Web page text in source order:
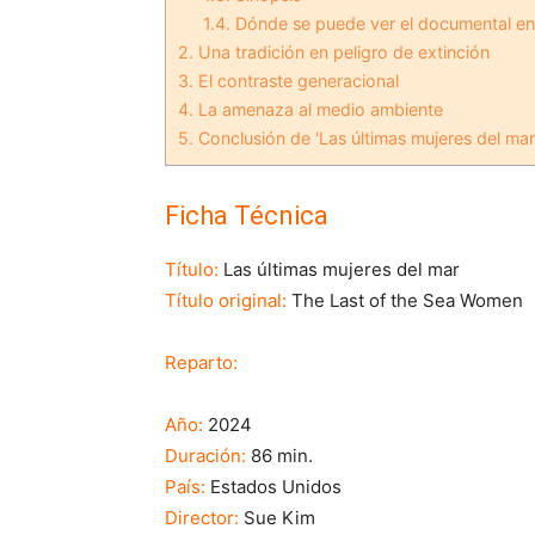
1.4. Dónde se puede ver el documental
2. Una tradición en peligro de extinción
3. El contraste generacional
4. La amenaza al medio ambiente
5. Conclusión de 'Las últimas mujeres del
Ficha Técnica
Título: Las últimas mujeres del mar
Título original: The Last of the Sea Women
Reparto:
Año: 2024
Duración: 86 min.
País: Estados Unidos
Director: Sue Kim